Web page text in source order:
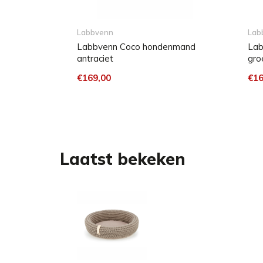
Het leer kan na het wassen en bij intensief
kan het logo minder goed zichtbaar worden.
Kussen
katoen 100% OEKO-TEX®
Labbvenn
Labbvenn Coco hondenmand
antraciet
€169,00
Laatst bekeken